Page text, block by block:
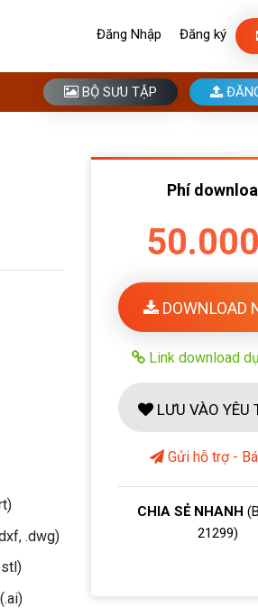
Đăng Nhập Đăng ký
BỘ SƯU TẬP
.dwg)
Phí
DOWNLOAD
Link download
LƯU VÀO YÊU
Gửi hỗ trợ -
CHIA SẺ NHANH
21299)